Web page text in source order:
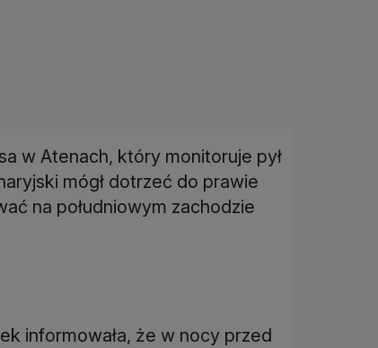
w Atenach, który monitoruje pył
mógł dotrzeć do prawie
na południowym zachodzie
informowała, że w nocy przed